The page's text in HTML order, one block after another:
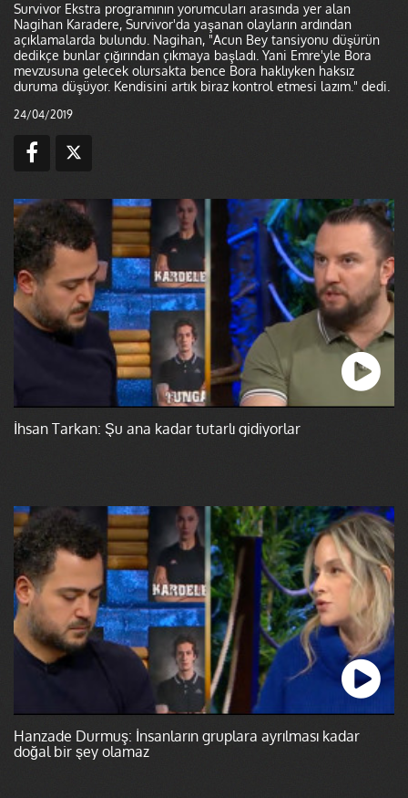
Survivor Ekstra programının yorumcuları arasında yer alan
Nagihan Karadere, Survivor'da yaşanan olayların ardından
açıklamalarda bulundu. Nagihan, "Acun Bey tansiyonu düşürün
dedikçe bunlar çığırından çıkmaya başladı. Yani Emre'yle Bora
mevzusuna gelecek olursakta bence Bora haklıyken haksız
duruma düşüyor. Kendisini artık biraz kontrol etmesi lazım." dedi.
24/04/2019
İhsan Tarkan: Şu ana kadar tutarlı gidiyorlar
Hanzade Durmuş: İnsanların gruplara ayrılması kadar
doğal bir şey olamaz